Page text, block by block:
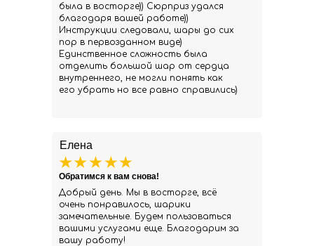
Елена
Добрый день. Мы в восторге, всё
очень понравилось, шарики
замечательные. Будем пользоваться
вашими услугами еще. Благодарим за
вашу работу!
Обратимся к вам снова!
была в восторге)) Сюрприз удался
благодаря вашей работе))
Инструкции следовали, шары до сих
пор в первозданном виде)
Единственное сложность была
отделить большой шар от сердца
внутреннего, не могли понять как
его убрать но все равно справились)